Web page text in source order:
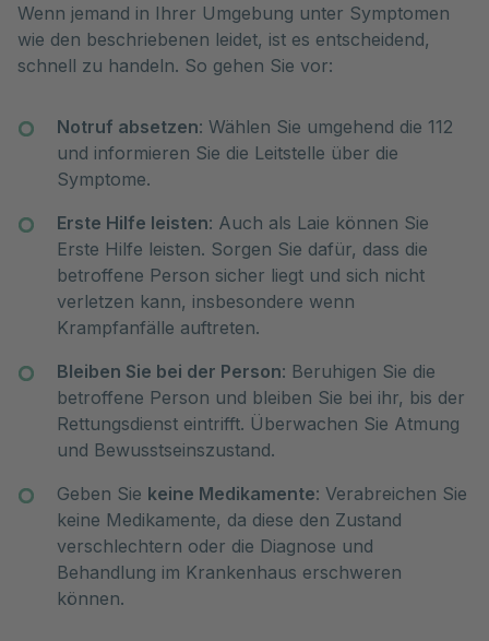
Wenn jemand in Ihrer Umgebung unter Symptomen
wie den beschriebenen leidet, ist es entscheidend,
schnell zu handeln. So gehen Sie vor:
Notruf absetzen: Wählen Sie umgehend die 112
und informieren Sie die Leitstelle über die
Symptome.
Erste Hilfe leisten: Auch als Laie können Sie
Erste Hilfe leisten. Sorgen Sie dafür, dass die
betroffene Person sicher liegt und sich nicht
verletzen kann, insbesondere wenn
Krampfanfälle auftreten.
Bleiben Sie bei der Person: Beruhigen Sie die
betroffene Person und bleiben Sie bei ihr, bis der
Rettungsdienst eintrifft. Überwachen Sie Atmung
und Bewusstseinszustand.
Geben Sie keine Medikamente: Verabreichen Sie
keine Medikamente, da diese den Zustand
verschlechtern oder die Diagnose und
Behandlung im Krankenhaus erschweren
können.